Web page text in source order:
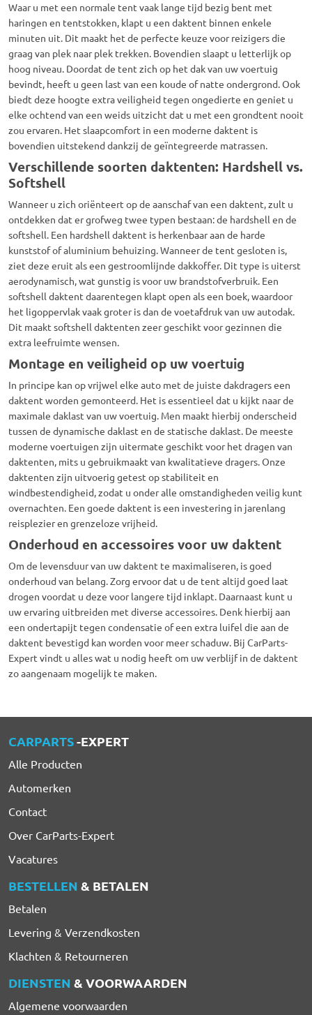
Waar u met een normale tent vaak lange tijd bezig bent met
haringen en tentstokken, klapt u een daktent binnen enkele
minuten uit. Dit maakt het de perfecte keuze voor reizigers die
graag van plek naar plek trekken. Bovendien slaapt u letterlijk op
hoog niveau. Doordat de tent zich op het dak van uw voertuig
bevindt, heeft u geen last van een koude of natte ondergrond.Ook
biedt deze hoogte extra veiligheid tegen ongedierte en geniet u
elke ochtend van een weids uitzicht dat u met een grondtent nooit
zou ervaren. Het slaapcomfort in een moderne daktent is
bovendien uitstekend dankzij de geïntegreerde matrassen.
Verschillende soorten daktenten: Hardshell vs.
Softshell
Wanneer u zich oriënteert op de aanschaf van een daktent,zult u
ontdekken dat er grofweg twee typen bestaan:de hardshell en de
softshell. Een hardshell daktent is herkenbaar aan de harde
kunststof of aluminium behuizing.Wanneer de tent gesloten is,
ziet deze eruit als een gestroomlijnde dakkoffer. Dit type is uiterst
aerodynamisch,wat gunstig is voor uw brandstofverbruik. Een
softshell daktent daarentegen klapt open als een boek,waardoor
het ligoppervlak vaak groter is dan de voetafdruk van uw autodak.
Dit maakt softshell daktenten zeer geschikt voor gezinnen die
extra leefruimte wensen.
Montage en veiligheid op uw voertuig
In principe kan op vrijwel elke auto met de juiste dakdragers een
daktent worden gemonteerd. Het is essentieel dat u kijkt naar de
maximale daklast van uw voertuig. Men maakt hierbij onderscheid
tussen de dynamische daklast en de statische daklast. De meeste
moderne voertuigen zijn uitermate geschikt voor het dragen van
daktenten, mits u gebruikmaakt van kwalitatieve dragers.Onze
daktenten zijn uitvoerig getest op stabiliteit en
windbestendigheid,zodat u onder alle omstandigheden veilig kunt
overnachten. Een goede daktent is een investering in jarenlang
reisplezier en grenzeloze vrijheid.
Onderhoud en accessoires voor uw daktent
Om de levensduur van uwdaktent te maximaliseren, is goed
onderhoud van belang.Zorg ervoor dat u de tent altijd goed laat
drogen voordat u deze voor langere tijd inklapt. Daarnaast kunt u
uw ervaring uitbreiden met diverse accessoires. Denk hierbij aan
een ondertapijt tegen condensatie of een extra luifel die aan de
daktent bevestigd kan worden voor meer schaduw. Bij CarParts-
Expert vindt u alles wat u nodig heeft om uw verblijf in de daktent
zo aangenaam mogelijk te maken.
CARPARTS-EXPERT
Alle Producten
Automerken
Contact
Over CarParts-Expert
Vacatures
BESTELLEN & BETALEN
Betalen
Levering & Verzendkosten
Klachten & Retourneren
DIENSTEN & VOORWAARDEN
Algemene voorwaarden